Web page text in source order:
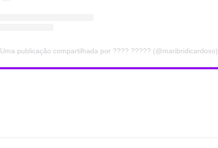
Uma publicação compartilhada por ???? ????? (@maribridicardoso)